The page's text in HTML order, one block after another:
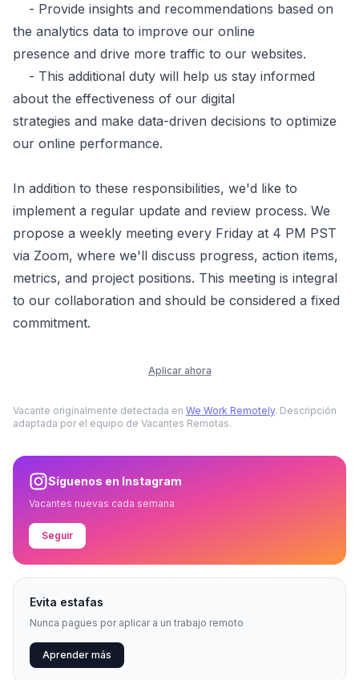
- Provide insights and recommendations based on
the analytics data to improve our online
presence and drive more traffic to our websites.
- This additional duty will help us stay informed
about the effectiveness of our digital
strategies and make data-driven decisions to optimize
our online performance.
In addition to these responsibilities, we'd like to
implement a regular update and review process. We
propose a weekly meeting every Friday at 4 PM PST
via Zoom, where we'll discuss progress, action items,
metrics, and project positions. This meeting is integral
to our collaboration and should be considered a fixed
commitment.
Aplicar ahora
Vacante originalmente detectada en We Work Remotely. Descripción
adaptada por el equipo de Vacantes Remotas.
Síguenos en Instagram
Vacantes nuevas cada semana
Seguir
Evita estafas
Nunca pagues por aplicar a un trabajo remoto
Aprender más